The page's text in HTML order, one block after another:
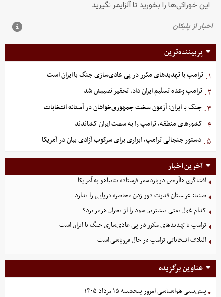
پربیننده‌ترین
۱. ترامپ با تهدیدهای مکرر در پی عادی‌سازی جنگ با ایران است
۲. ترامپ وعده تسلیم ایران داد، تحقیر نصیبش شد
۳. جنگ با ایران؛ آزمون سخت جمهوری‌خواهان در آستانه انتخابات
۴. کشورهای منطقه، ترامپ را به سمت ایران کشاندند!
۵. دستور جنجالی ترامپ، ابزاری برای سرکوب آزادی بیان در آمریکا
آخرین اخبار
افشاگری هاآرتص درباره سفر فرستاده نتانیاهو به آمریکا
صنعا: عربستان قدرت دور زدن محاصره دریایی را ندارد
کدام غول نفتی بیشترین سود را از بحران هرمز برد؟
ترامپ با تهدیدهای مکرر در پی عادی‌سازی جنگ با ایران است
ائتلاف انتخاباتی ترامپ در حال فروپاشی است
عناوین برگزیده
پیش‌بینی هواشناسی امروز پنجشنبه ۱۵ مرداد ۱۴۰۵